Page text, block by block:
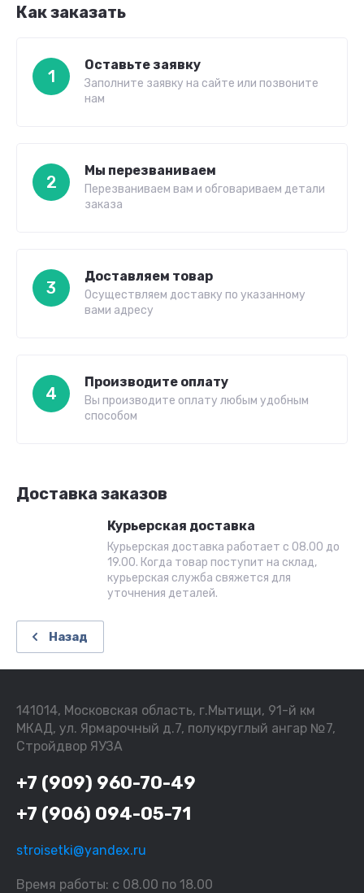
Как заказать
1
Оставьте заявку
Заполните заявку на сайте или позвоните
нам
2
Мы перезваниваем
Перезваниваем вам и обговариваем детали
заказа
3
Доставляем товар
Осуществляем доставку по указанному
вами адресу
4
Производите оплату
Вы производите оплату любым удобным
способом
Доставка заказов
Курьерская доставка
Курьерская доставка работает с 08.00 до
19.00. Когда товар поступит на склад,
курьерская служба свяжется для
уточнения деталей.
Назад
141014, Московская область, г.Мытищи, 91-й км
МКАД, ул. Ярмарочный д.7, полукруглый ангар №7,
Стройдвор ЯУЗА
+7 (909) 960-70-49
+7 (906) 094-05-71
stroisetki@yandex.ru
Время работы: c 08.00 по 18.00